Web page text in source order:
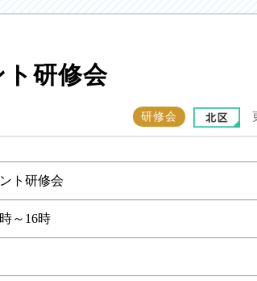
研修会
研修会
ト研修会
～16時